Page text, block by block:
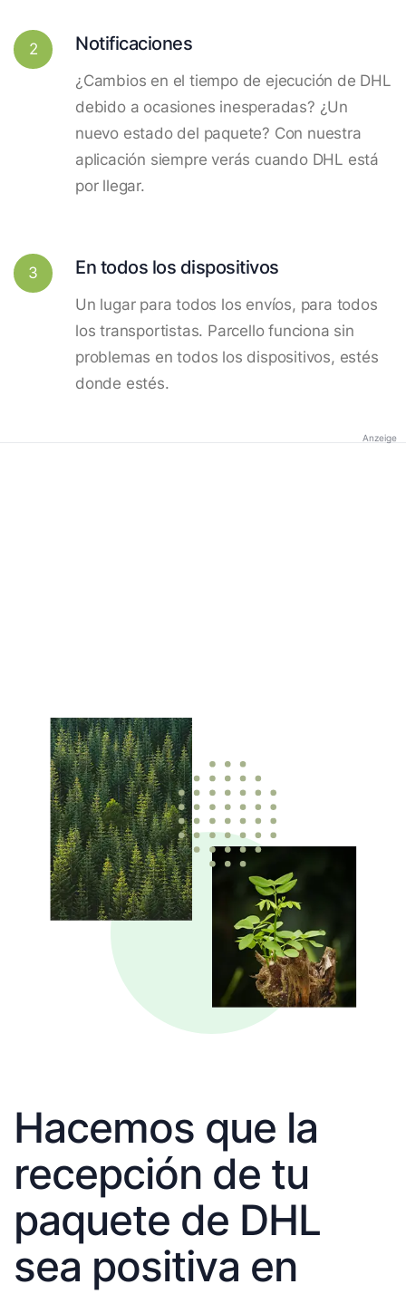
2 Notificaciones
¿Cambios en el tiempo de ejecución de DHL
debido a ocasiones inesperadas? ¿Un
nuevo estado del paquete? Con nuestra
aplicación siempre verás cuando DHL está
por llegar.
3 En todos los dispositivos
Un lugar para todos los envíos, para todos
los transportistas. Parcello funciona sin
problemas en todos los dispositivos, estés
donde estés.
Anzeige
Hacemos que la
recepción de tu
paquete de DHL
sea positiva en